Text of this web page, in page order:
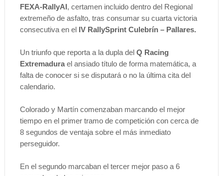
FEXA-RallyAl, certamen incluido dentro del Regional
extremeño de asfalto, tras consumar su cuarta victoria
consecutiva en el IV RallySprint Culebrín – Pallares.
Un triunfo que reporta a la dupla del Q Racing
Extremadurael ansiado título de forma matemática, a
falta de conocer si se disputará o no la última cita del
calendario.
Colorado y Martín comenzaban marcando el mejor
tiempo en el primer tramo de competición con cerca de
8 segundos de ventaja sobre el más inmediato
perseguidor.
En el segundo marcaban el tercer mejor paso a 6